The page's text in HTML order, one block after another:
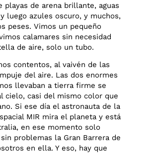
playas de arena brillante, aguas
luego azules oscuro, y muchos,
peses. Vimos un pequeño
calamares sin necesidad
de aire, solo un tubo.
contentos, al vaivén de las
del aire. Las dos enormes
llevaban a tierra firme se
cielo, casi del mismo color que
Si ese día el astronauta de la
MIR mira el planeta y está
en ese momento solo
problemas la Gran Barrera de
en ella. Y eso, hay que